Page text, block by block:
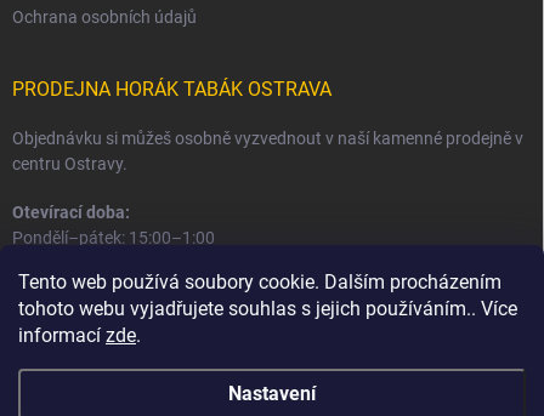
Tento web používá soubory cookie. Dalším procházením
tohoto webu vyjadřujete souhlas s jejich používáním.. Více
informací zde.
Nastavení
Ochrana osobních údajů
PRODEJNA HORÁK TABÁK OSTRAVA
Objednávku si můžeš osobně vyzvednout v naší kamenné prodejně v
centru Ostravy.
Otevírací doba:
Pondělí–pátek: 15:00–1:00
Informace o prodejně a osobním odběru